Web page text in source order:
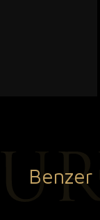
Benzer